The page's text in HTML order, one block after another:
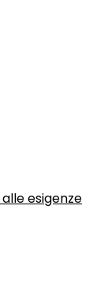
esigenze